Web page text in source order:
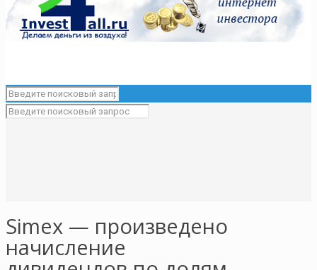
Simex — произведено
начисление